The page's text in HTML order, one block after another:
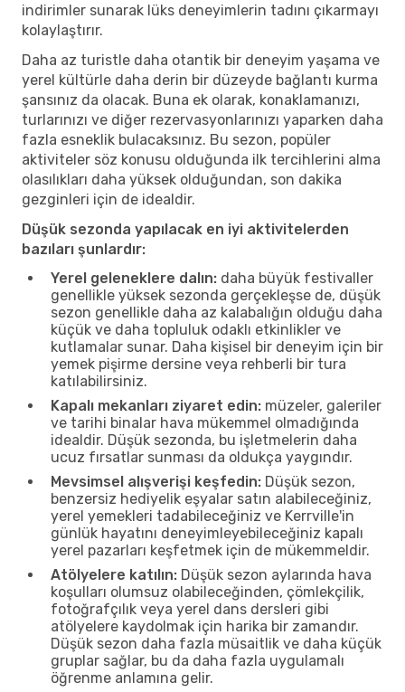
indirimler sunarak lüks deneyimlerin tadını çıkarmayı
kolaylaştırır.
Daha az turistle daha otantik bir deneyim yaşama ve
yerel kültürle daha derin bir düzeyde bağlantı kurma
şansınız da olacak. Buna ek olarak, konaklamanızı,
turlarınızı ve diğer rezervasyonlarınızı yaparken daha
fazla esneklik bulacaksınız. Bu sezon, popüler
aktiviteler söz konusu olduğunda ilk tercihlerini alma
olasılıkları daha yüksek olduğundan, son dakika
gezginleri için de idealdir.
Düşük sezonda yapılacak en iyi aktivitelerden
bazıları şunlardır:
Yerel geleneklere dalın: daha büyük festivaller
genellikle yüksek sezonda gerçekleşse de, düşük
sezon genellikle daha az kalabalığın olduğu daha
küçük ve daha topluluk odaklı etkinlikler ve
kutlamalar sunar. Daha kişisel bir deneyim için bir
yemek pişirme dersine veya rehberli bir tura
katılabilirsiniz.
Kapalı mekanları ziyaret edin: müzeler, galeriler
ve tarihi binalar hava mükemmel olmadığında
idealdir. Düşük sezonda, bu işletmelerin daha
ucuz fırsatlar sunması da oldukça yaygındır.
Mevsimsel alışverişi keşfedin: Düşük sezon,
benzersiz hediyelik eşyalar satın alabileceğiniz,
yerel yemekleri tadabileceğiniz ve Kerrville'in
günlük hayatını deneyimleyebileceğiniz kapalı
yerel pazarları keşfetmek için de mükemmeldir.
Atölyelere katılın: Düşük sezon aylarında hava
koşulları olumsuz olabileceğinden, çömlekçilik,
fotoğrafçılık veya yerel dans dersleri gibi
atölyelere kaydolmak için harika bir zamandır.
Düşük sezon daha fazla müsaitlik ve daha küçük
gruplar sağlar, bu da daha fazla uygulamalı
öğrenme anlamına gelir.